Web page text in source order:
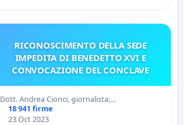
RICONOSCIMENTO DELLA SEDE
IMPEDITA DI BENEDETTO XVI E
CONVOCAZIONE DEL CONCLAVE
Dott. Andrea Cionci, giornalista;…
18 941 firme
23 Oct 2023